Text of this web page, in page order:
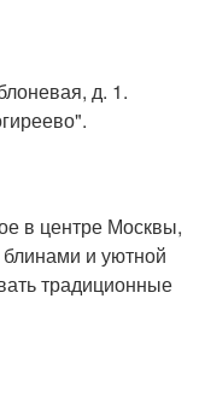
д. 1.
в центре Москвы,
и уютной
традиционные